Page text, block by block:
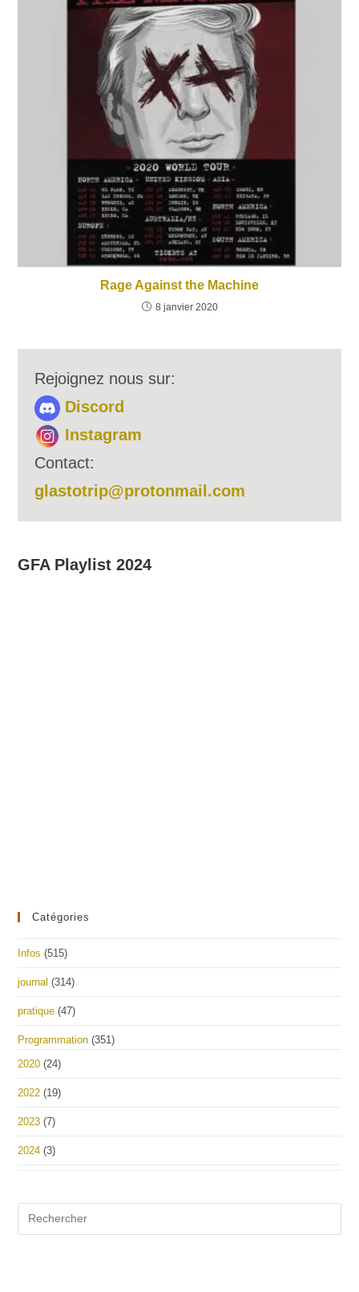
Rage Against the Machine
8 janvier 2020
Rejoignez nous sur:
Discord
Instagram
Contact:
glastotrip@protonmail.com
GFA Playlist 2024
Catégories
Infos (515)
journal (314)
pratique (47)
Programmation (351)
2020 (24)
2022 (19)
2023 (7)
2024 (3)